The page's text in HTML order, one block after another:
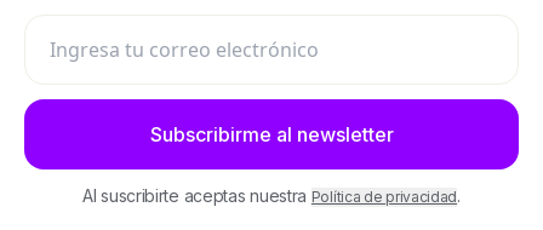
Ingresa tu correo electrónico
Subscribirme al newsletter
Al suscribirte aceptas nuestra Política de privacidad.